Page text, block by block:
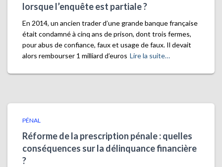
lorsque l’enquête est partiale ?
En 2014, un ancien trader d’une grande banque française
était condamné à cinq ans de prison, dont trois fermes,
pour abus de confiance, faux et usage de faux. Il devait
alors rembourser 1 milliard d’euros Lire la suite…
PÉNAL
Réforme de la prescription pénale : quelles
conséquences sur la délinquance financière
?